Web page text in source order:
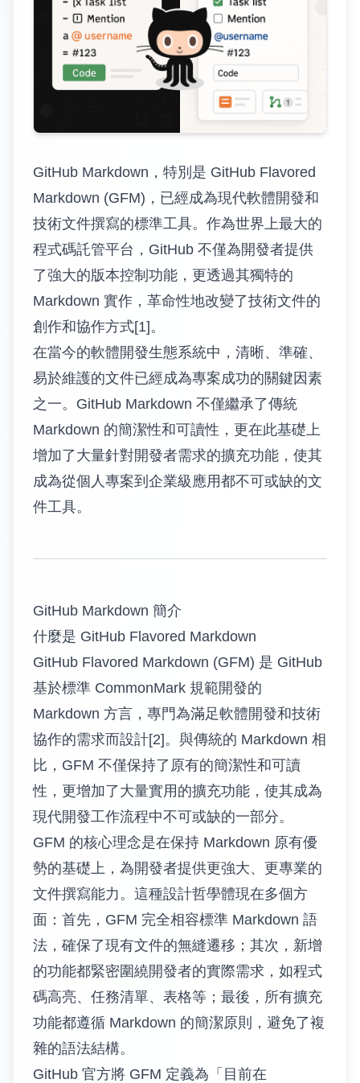
Markdown海報
🗜️壓縮器
GitHub Markdown，特別是 GitHub Flavored
Markdown (GFM)，已經成為現代軟體開發和
技術文件撰寫的標準工具。作為世界上最大的
程式碼託管平台，GitHub 不僅為開發者提供
了強大的版本控制功能，更透過其獨特的
Markdown 實作，革命性地改變了技術文件的
創作和協作方式[1]。
在當今的軟體開發生態系統中，清晰、準確、
易於維護的文件已經成為專案成功的關鍵因素
之一。GitHub Markdown 不僅繼承了傳統
Markdown 的簡潔性和可讀性，更在此基礎上
增加了大量針對開發者需求的擴充功能，使其
成為從個人專案到企業級應用都不可或缺的文
件工具。
GitHub Markdown 簡介
什麼是 GitHub Flavored Markdown
GitHub Flavored Markdown (GFM) 是 GitHub
基於標準 CommonMark 規範開發的
Markdown 方言，專門為滿足軟體開發和技術
協作的需求而設計[2]。與傳統的 Markdown 相
比，GFM 不僅保持了原有的簡潔性和可讀
性，更增加了大量實用的擴充功能，使其成為
現代開發工作流程中不可或缺的一部分。
GFM 的核心理念是在保持 Markdown 原有優
勢的基礎上，為開發者提供更強大、更專業的
文件撰寫能力。這種設計哲學體現在多個方
面：首先，GFM 完全相容標準 Markdown 語
法，確保了現有文件的無縫遷移；其次，新增
的功能都緊密圍繞開發者的實際需求，如程式
碼高亮、任務清單、表格等；最後，所有擴充
功能都遵循 Markdown 的簡潔原則，避免了複
雜的語法結構。
GitHub 官方將 GFM 定義為「目前在